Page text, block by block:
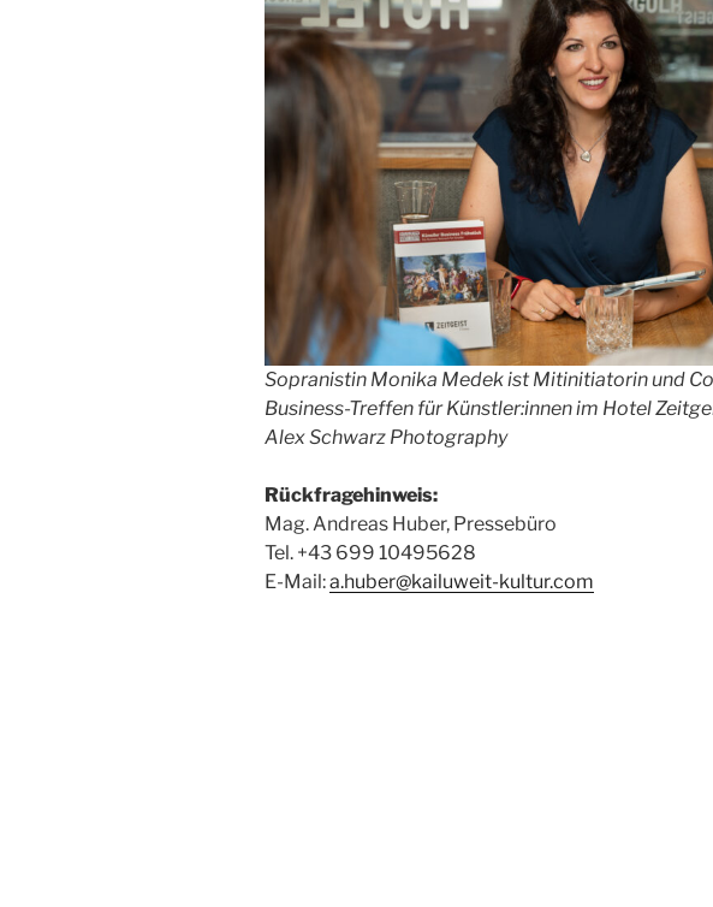
Sopranistin Monika Medek ist Mitinitiatorin und
Business-Treffen für Künstler:innen im Hotel
Alex Schwarz Photography
Rückfragehinweis:
Mag. Andreas Huber, Pressebüro
Tel. +43 699 10495628
E-Mail:a.huber@kailuweit-kultur.com